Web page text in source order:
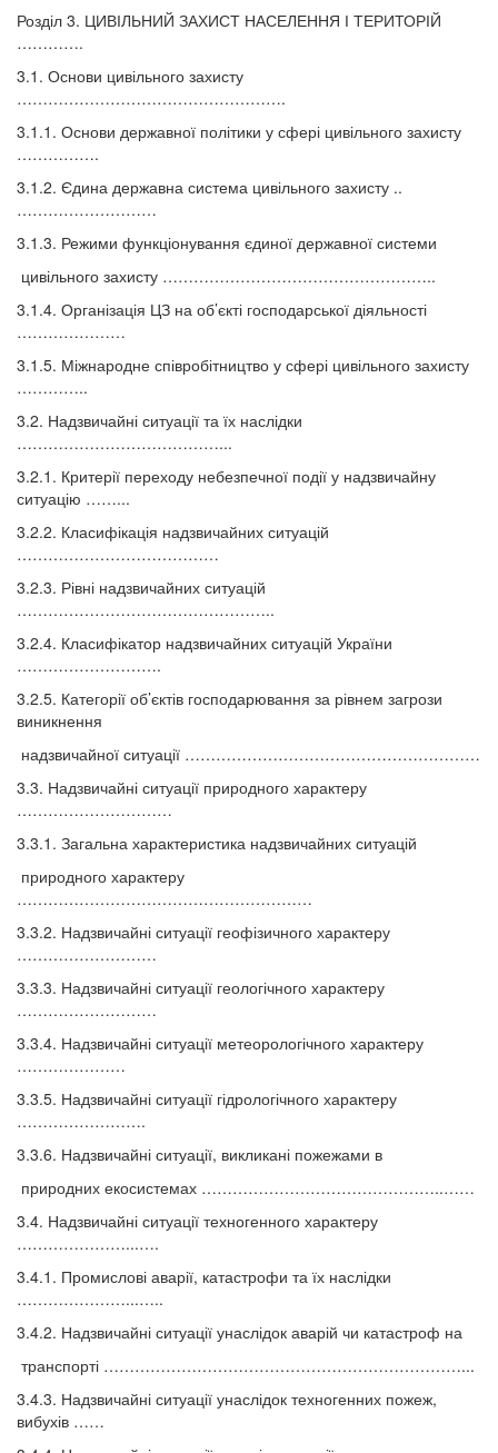
Розділ 3. ЦИВІЛЬНИЙ ЗАХИСТ НАСЕЛЕННЯ І ТЕРИТОРІЙ
………….
3.1. Основи цивільного захисту
…………………………………………….
3.1.1. Основи державної політики у сфері цивільного захисту
…………….
3.1.2. Єдина державна система цивільного захисту ..
………………………
3.1.3. Режими функціонування єдиної державної системи
цивільного захисту ……………………………………………..
3.1.4. Організація ЦЗ на об’єкті господарської діяльності
…………………
3.1.5. Міжнародне співробітництво у сфері цивільного захисту
…………..
3.2. Надзвичайні ситуації та їх наслідки
…………………………………...
3.2.1. Критерії переходу небезпечної події у надзвичайну
ситуацію ……...
3.2.2. Класифікація надзвичайних ситуацій
…………………………………
3.2.3. Рівні надзвичайних ситуацій
…………………………………………..
3.2.4. Класифікатор надзвичайних ситуацій України
……………………….
3.2.5. Категорії об’єктів господарювання за рівнем загрози
виникнення
надзвичайної ситуації …………………………………………………
3.3. Надзвичайні ситуації природного характеру
…………………………
3.3.1. Загальна характеристика надзвичайних ситуацій
природного характеру
…………………………………………………
3.3.2. Надзвичайні ситуації геофізичного характеру
………………………
3.3.3. Надзвичайні ситуації геологічного характеру
………………………
3.3.4. Надзвичайні ситуації метеорологічного характеру
…………………
3.3.5. Надзвичайні ситуації гідрологічного характеру
…………………….
3.3.6. Надзвичайні ситуації, викликані пожежами в
природних екосистемах ………………………………………..……
3.4. Надзвичайні ситуації техногенного характеру
…………………...….
3.4.1. Промислові аварії, катастрофи та їх наслідки
…………………...…..
3.4.2. Надзвичайні ситуації унаслідок аварій чи катастроф на
транспорті ……………………………………………………………...
3.4.3. Надзвичайні ситуації унаслідок техногенних пожеж,
вибухів ……